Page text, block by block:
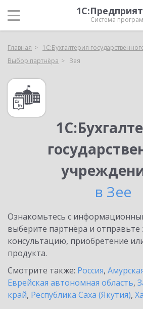
Система
Главная
1С:Бухгалтерия
Выбор партнёра
Зея
в Зее
Ознакомьтесь с
выберите партнёра и отправьте
консультацию, приобретение
продукта.
Смотрите также: Россия,
Еврейская автономная область,
край, Республика Саха (Якутия),